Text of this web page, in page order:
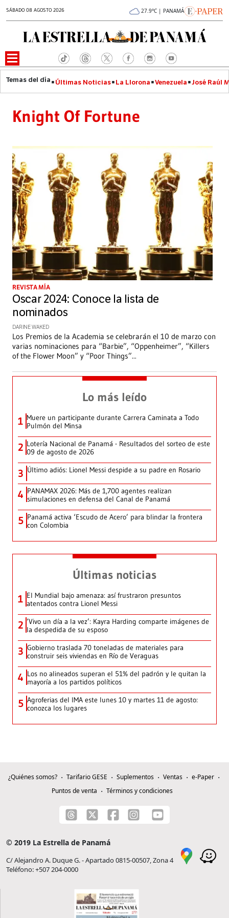
SÁBADO 08 AGOSTO 2026 27.9°C | PANAMÁ
Últimas Noticias La Llorona Venezuela José Raúl
Knight Of Fortune
REVISTA MÍA
Oscar 2024: Conoce la lista de
nominados
DARINE WAKED
Los Premios de la Academia se celebrarán el 10 de marzo con
varias nominaciones para “Barbie”, “Oppenheimer”, “Killers
of the Flower Moon” y “Poor Things”...
Lo más leído
1 Muere un participante durante Carrera Caminata a Todo
Pulmón del Minsa
2 Lotería Nacional de Panamá - Resultados del sorteo de este
09 de agosto de 2026
3 Último adiós: Lionel Messi despide a su padre en Rosario
4 PANAMAX 2026: Más de 1,700 agentes realizan
simulaciones en defensa del Canal de Panamá
5 Panamá activa ‘Escudo de Acero’ para blindar la frontera
con Colombia
Últimas noticias
1 El Mundial bajo amenaza: así frustraron presuntos
atentados contra Lionel Messi
2 ‘Vivo un día a la vez’: Kayra Harding comparte imágenes de
la despedida de su esposo
3 Gobierno traslada 70 toneladas de materiales para
construir seis viviendas en Río de Veraguas
4 Los no alineados superan el 51% del padrón y le quitan la
mayoría a los partidos políticos
5 Agroferias del IMA este lunes 10 y martes 11 de agosto:
conozca los lugares
¿Quiénes somos? Tarifario GESE Suplementos Ventas
e-Paper
Puntos de venta
Términos y condiciones
© 2019 La Estrella de Panamá
C/ Alejandro A. Duque G. - Apartado 0815-00507, Zona 4
Teléfono: +507 204-0000